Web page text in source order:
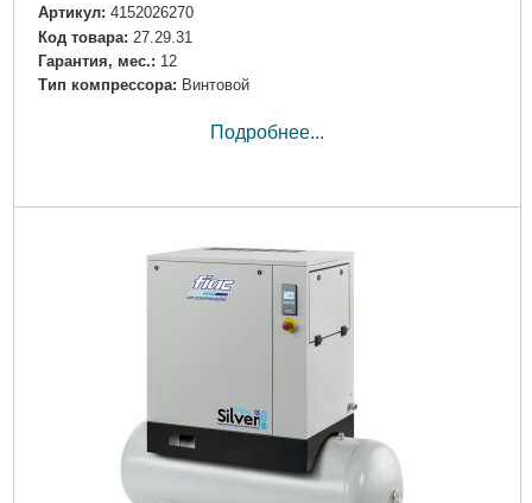
Артикул: 4152026270
Код товара: 27.29.31
Гарантия, мес.: 12
Тип компрессора: Винтовой
Подробнее...